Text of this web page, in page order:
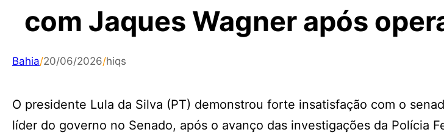
com Jaques Wagner após
Bahia/20/06/2026/hiqs
O presidente Lula da Silva (PT) demonstrou forte insatisfação com o
líder do governo no Senado, após o avanço das investigações da Polícia